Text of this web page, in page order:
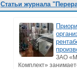
Статьи журнала
ЗАО
Комплект»